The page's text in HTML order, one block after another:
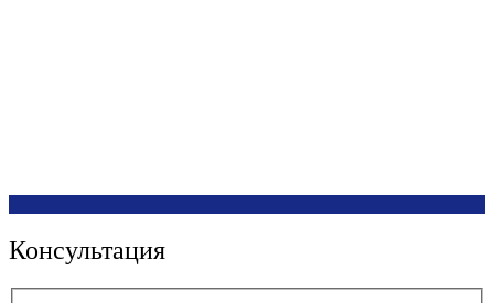
Консультация